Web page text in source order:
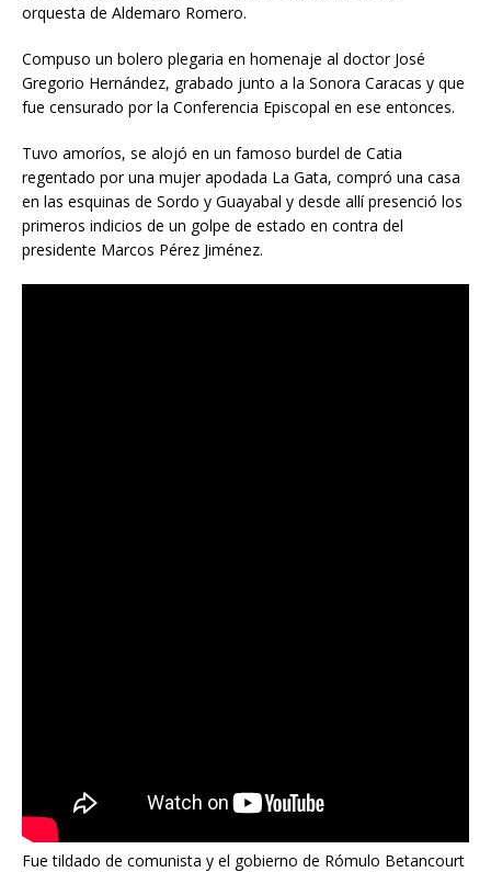
orquesta de Aldemaro Romero.
Compuso un bolero plegaria en homenaje al doctor José
Gregorio Hernández, grabado junto a la Sonora Caracas y que
fue censurado por la Conferencia Episcopal en ese entonces.
Tuvo amoríos, se alojó en un famoso burdel de Catia
regentado por una mujer apodada La Gata, compró una casa
en las esquinas de Sordo y Guayabal y desde allí presenció los
primeros indicios de un golpe de estado en contra del
presidente Marcos Pérez Jiménez.
Fue tildado de comunista y el gobierno de Rómulo Betancourt